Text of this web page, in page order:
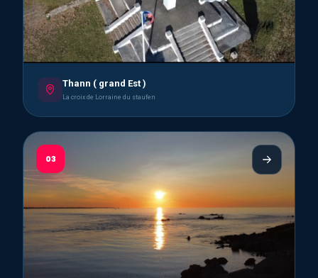
Thann ( grand Est )
La croix de Lorraine du staufen
03